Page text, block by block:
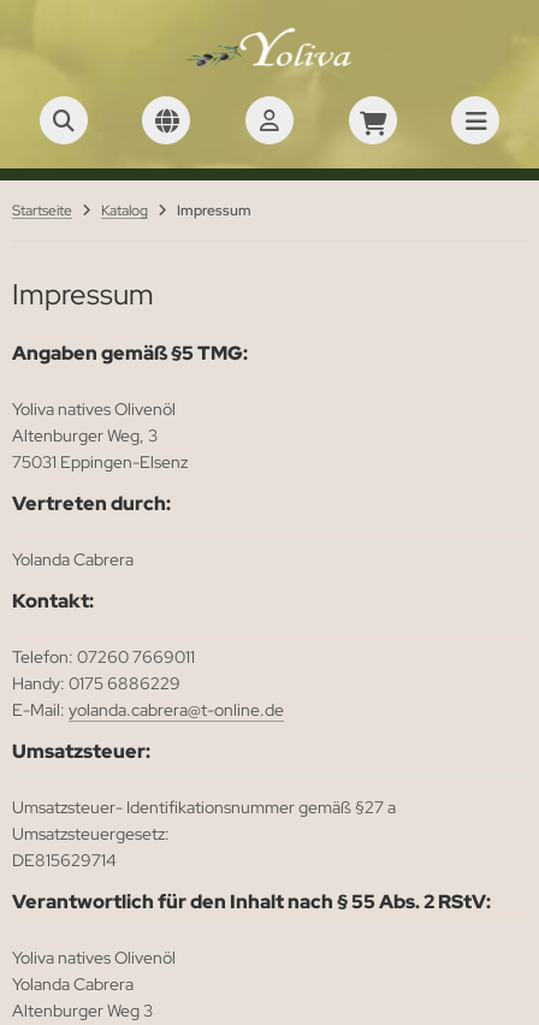
Startseite Katalog Impressum
Impressum
Angaben gemäß §5 TMG:
Yoliva natives Olivenöl
Altenburger Weg, 3
75031 Eppingen-Elsenz
Vertreten durch:
Yolanda Cabrera
Kontakt:
Telefon: 07260 7669011
Handy: 0175 6886229
E-Mail: yolanda.cabrera@t-online.de
Umsatzsteuer:
Umsatzsteuer- Identifikationsnummer gemäß §27 a
Umsatzsteuergesetz:
DE815629714
Verantwortlich für den Inhalt nach § 55 Abs. 2 RStV:
Yoliva natives Olivenöl
Yolanda Cabrera
Altenburger Weg 3